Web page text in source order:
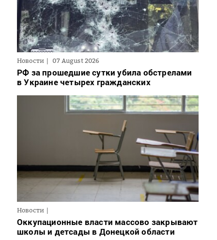
Новости 07 August 2026
РФ за прошедшие сутки убила обстрелами
в Украине четырех гражданских
Новости
Оккупационные власти массово закрывают
школы и детсады в Донецкой области